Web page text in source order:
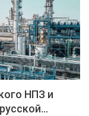
НПЗ и